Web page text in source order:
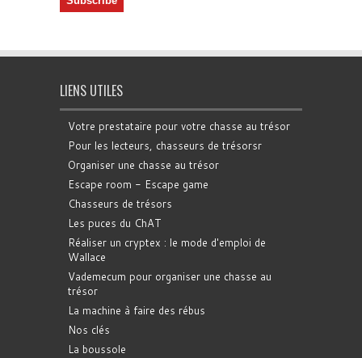
LIENS UTILES
Votre prestataire pour votre chasse au trésor
Pour les lecteurs, chasseurs de trésorsr
Organiser une chasse au trésor
Escape room - Escape game
Chasseurs de trésors
Les puces du ChAT
Réaliser un cryptex : le mode d'emploi de
Wallace
Vademecum pour organiser une chasse au
trésor
La machine à faire des rébus
Nos clés
La boussole